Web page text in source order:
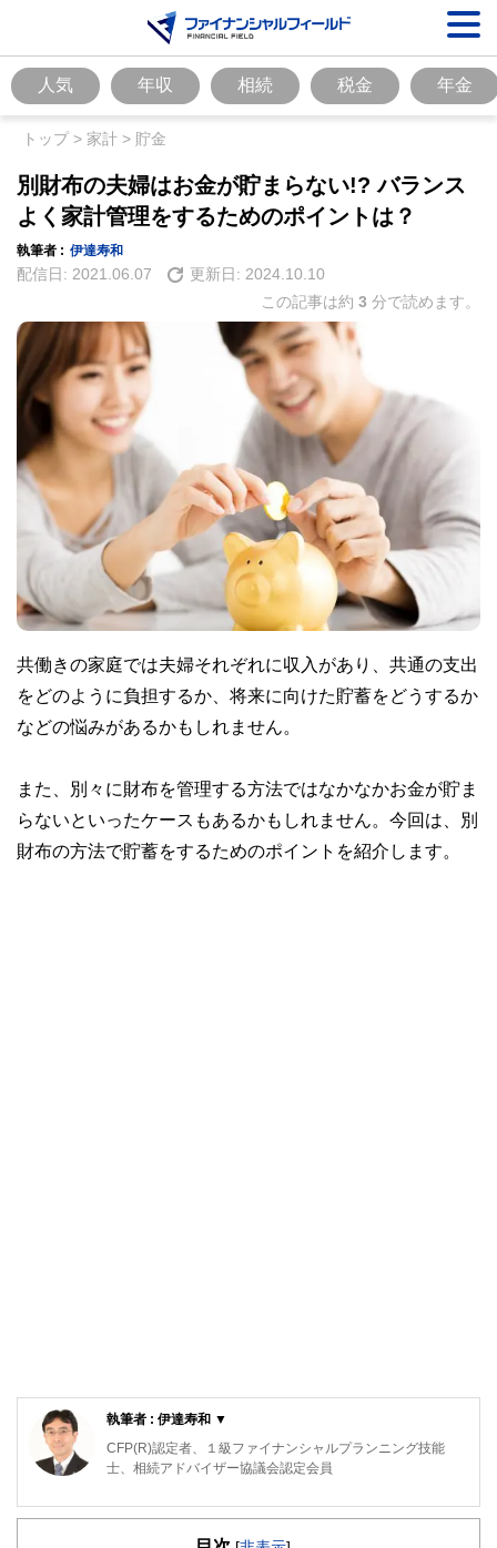
人気 年収 相続 税金 年金
トップ> 家計 > 貯金
別財布の夫婦はお金が貯まらない!? バランス
よく家計管理をするためのポイントは？
執筆者 : 伊達寿和
配信日: 2021.06.07 更新日: 2024.10.10
この記事は約 3 分で読めます。
共働きの家庭では夫婦それぞれに収入があり、共通の支出
をどのように負担するか、将来に向けた貯蓄をどうするか
などの悩みがあるかもしれません。
また、別々に財布を管理する方法ではなかなかお金が貯ま
らないといったケースもあるかもしれません。今回は、別
財布の方法で貯蓄をするためのポイントを紹介します。
執筆者 : 伊達寿和 ▼
CFP(R)認定者、１級ファイナンシャルプランニング技能
士、相続アドバイザー協議会認定会員
会社員時代に、充実した人生を生きるには個人がお金に関す
立後はライフプランの作成と実行サポートを中心にサービス